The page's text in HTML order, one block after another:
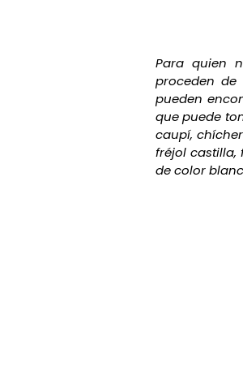
Para quien
proceden de
pueden
que puede
caupí,
fréjol castilla,
de color